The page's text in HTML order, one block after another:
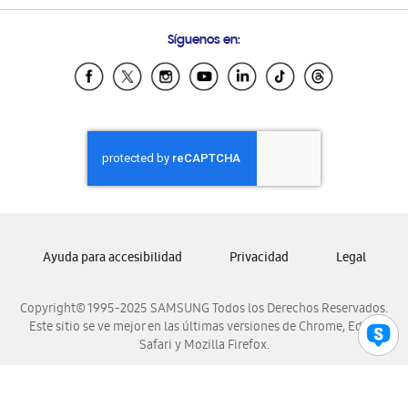
Samsung Ecuador
Samsung El Salvador
Samsung Honduras
Samsung Nicaragua
Samsung Panamá
Samsung Venezuela
Síguenos en:
Copyright© 1995-2025 SAMSUNG Todos los Derechos Reservados.
Este sitio se ve mejor en las últimas versiones de Chrome, Edge,
Safari y Mozilla Firefox.
Ayuda para accesibilidad Privacidad Legal